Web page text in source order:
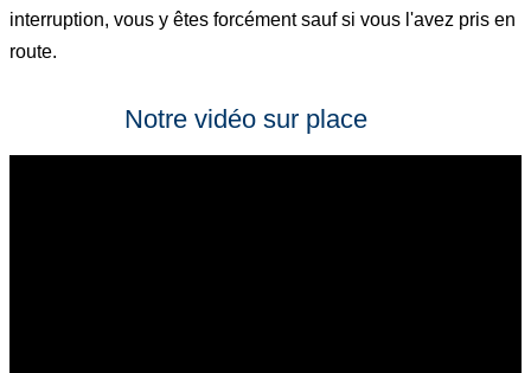
interruption, vous y êtes forcément sauf si vous l'avez pris en
route.
Notre vidéo sur place